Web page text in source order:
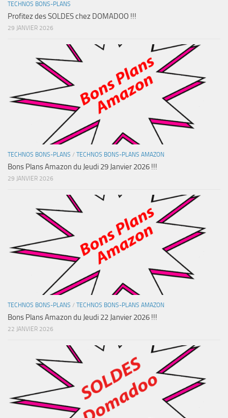
TECHNOS BONS-PLANS
Profitez des SOLDES chez DOMADOO !!!
29 JANVIER 2026
TECHNOS BONS-PLANS / TECHNOS BONS-PLANS AMAZON
Bons Plans Amazon du Jeudi 29 Janvier 2026 !!!
29 JANVIER 2026
TECHNOS BONS-PLANS / TECHNOS BONS-PLANS AMAZON
Bons Plans Amazon du Jeudi 22 Janvier 2026 !!!
22 JANVIER 2026